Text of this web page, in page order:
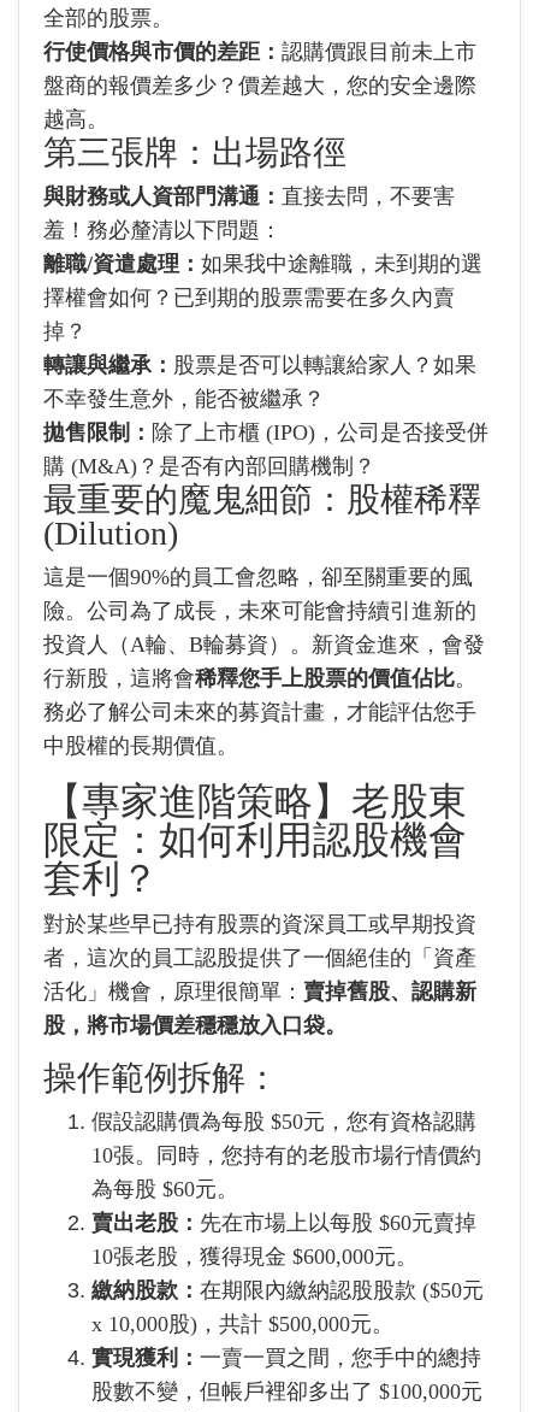
全部的股票。
行使價格與市價的差距： 認購價跟目前未上市
盤商的報價差多少？價差越大，您的安全邊際
越高。
第三張牌：出場路徑
與財務或人資部門溝通： 直接去問，不要害
羞！務必釐清以下問題：
離職/資遣處理： 如果我中途離職，未到期的選
擇權會如何？已到期的股票需要在多久內賣
掉？
轉讓與繼承： 股票是否可以轉讓給家人？如果
不幸發生意外，能否被繼承？
拋售限制： 除了上市櫃 (IPO)，公司是否接受併
購 (M&A)？是否有內部回購機制？
最重要的魔鬼細節：股權稀釋
(Dilution)
這是一個90%的員工會忽略，卻至關重要的風
險。公司為了成長，未來可能會持續引進新的
投資人（A輪、B輪募資）。新資金進來，會發
行新股，這將會稀釋您手上股票的價值佔比。
務必了解公司未來的募資計畫，才能評估您手
中股權的長期價值。
【專家進階策略】老股東
限定：如何利用認股機會
套利？
對於某些早已持有股票的資深員工或早期投資
者，這次的員工認股提供了一個絕佳的「資產
活化」機會，原理很簡單： 賣掉舊股、認購新
股，將市場價差穩穩放入口袋。
操作範例拆解：
假設認購價為每股 $50元，您有資格認購
10張。同時，您持有的老股市場行情價約
為每股 $60元。
賣出老股： 先在市場上以每股 $60元賣掉
10張老股，獲得現金 $600,000元。
繳納股款： 在期限內繳納認股股款 ($50元
x 10,000股)，共計 $500,000元。
實現獲利： 一賣一買之間，您手中的總持
股數不變，但帳戶裡卻多出了 $100,000元